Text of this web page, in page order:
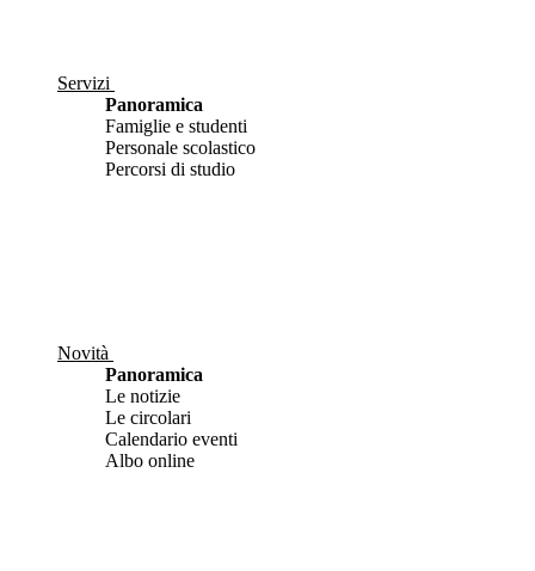
Servizi
Panoramica
Famiglie e studenti
Personale scolastico
Percorsi di studio
Novità
Panoramica
Le notizie
Le circolari
Calendario eventi
Albo online